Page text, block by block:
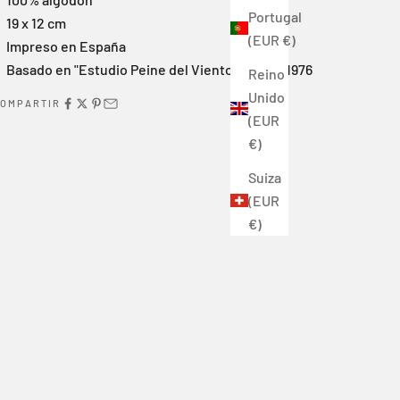
Portugal
(EUR €)
Reino
Unido
(EUR
€)
Suiza
(EUR
€)
19 x 12 cm
Impreso en España
Basado en "Estudio Peine del Viento, dibujo" 1976